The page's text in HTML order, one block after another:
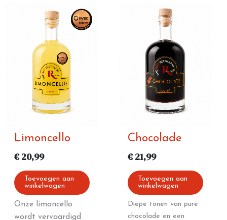
Limoncello
€20,99
Toevoegen aan
winkelwagen
Onze limoncello
wordt vervaardigd
Chocolade
€21,99
Toevoegen aan
winkelwagen
Diepe tonen van pure
chocolade en een